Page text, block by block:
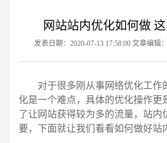
网站站内优化如何做
发表日期：2020-07-13 17:58:00 文章编辑
对于很多刚从事网络优化工作
化是一个难点，具体的优化操作更
了让网站获得较为多的流量，站内
要，下面就让我们看看如何做好站